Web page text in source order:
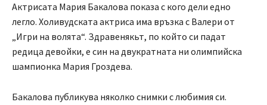
Актрисата Мария Бакалова показа с кого дели едно
легло. Холивудската актриса има връзка с Валери от
„Игри на волята“. Здравенякьт, по който си падат
редица девойки, е син на двукратната ни олимпийска
шампионка Мария Гроздева.
Бакалова публикува няколко снимки с любимия си.